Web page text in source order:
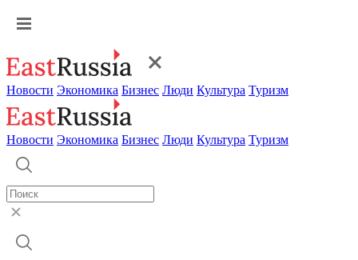
Новости Экономика Бизнес Люди Культура Туризм
Новости Экономика Бизнес Люди Культура Туризм